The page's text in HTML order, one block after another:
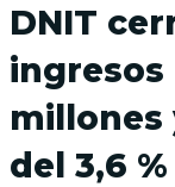
DNIT
ingresos
millones
del 3,6 %